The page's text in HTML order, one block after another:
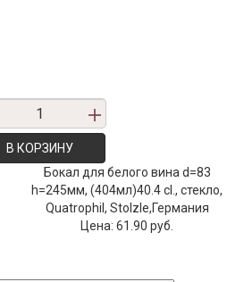
В КОРЗИНУ
Бокал для белого вина d=83
h=245мм, (404мл)40.4 cl., стекло,
Quatrophil, Stolzle,Германия
Цена:61.90 руб.